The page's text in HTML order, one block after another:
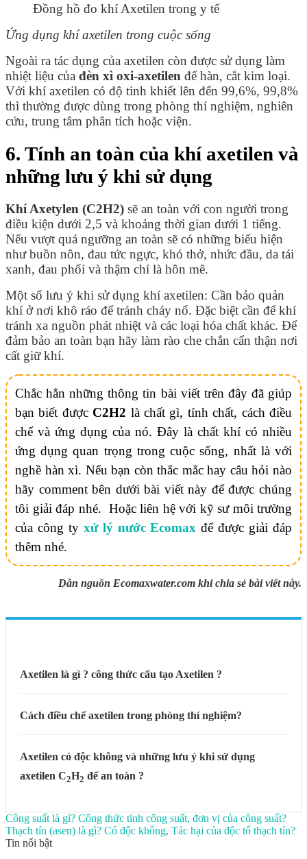
Đồng hồ đo khí Axetilen trong y tế
Ứng dụng khí axetilen trong cuộc sống
Ngoài ra tác dụng của axetilen còn được sử dụng làm
nhiệt liệu của đèn xì oxi-axetilen để hàn, cắt kim loại.
Với khí axetilen có độ tinh khiết lên đến 99,6%, 99,8%
thì thường được dùng trong phòng thí nghiệm, nghiên
cứu, trung tâm phân tích hoặc viện.
6. Tính an toàn của khí axetilen và
những lưu ý khi sử dụng
Khí Axetylen (C2H2) sẽ an toàn với con người trong
điều kiện dưới 2,5 và khoảng thời gian dưới 1 tiếng.
Nếu vượt quá ngưỡng an toàn sẽ có những biểu hiện
như buồn nôn, đau tức ngực, khó thở, nhức đầu, da tái
xanh, đau phổi và thậm chí là hôn mê.
Một số lưu ý khi sử dụng khí axetilen: Cần bảo quản
khí ở nơi khô ráo để tránh cháy nổ. Đặc biệt cần để khí
tránh xa nguồn phát nhiệt và các loại hóa chất khác. Để
đảm bảo an toàn bạn hãy làm rào che chắn cẩn thận nơi
cất giữ khí.
Chắc hẳn những thông tin bài viết trên đây đã giúp
bạn biết được C2H2 là chất gì, tính chất, cách điều
chế và ứng dụng của nó. Đây là chất khí có nhiều
ứng dụng quan trọng trong cuộc sống, nhất là với
nghề hàn xì. Nếu bạn còn thắc mắc hay câu hỏi nào
hãy comment bên dưới bài viết này để được chúng
tôi giải đáp nhé. Hoặc liên hệ với kỹ sư môi trường
của công ty xử lý nước Ecomax để được giải đáp
thêm nhé.
Dẫn nguồn Ecomaxwater.com khi chia sẻ bài viết này.
Axetilen là gì ? công thức cấu tạo Axetilen ?
Cách điều chế axetilen trong phòng thí nghiệm?
Axetilen có độc không và những lưu ý khi sử dụng
axetilen C2H2 để an toàn ?
Công suất là gì? Công thức tính công suất, đơn vị của công suất?
Thạch tín (asen) là gì? Có độc không, Tác hại của độc tố thạch tín?
Tin nổi bật